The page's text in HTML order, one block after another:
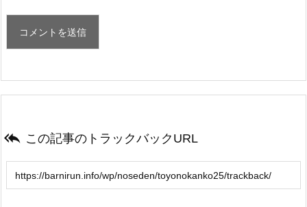
 この記事のトラックバックURL